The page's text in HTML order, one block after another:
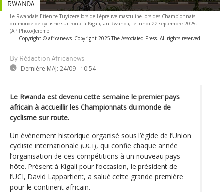
Le Rwandais Etienne Tuyizere lors de l'épreuve masculine lors des Championnats
du monde de cyclisme sur route à Kigali, au Rwanda, le lundi 22 septembre 2025.
(AP Photo/Jerome
- Copyright © africanews Copyright 2025 The Associated Press. All rights reserved
By Rédaction Africanews
Dernière MAJ: 24/09 - 10:54
RWANDA
Le Rwanda est devenu cette semaine le premier pays
africain à accueillir les Championnats du monde de
cyclisme sur route.
Un événement historique organisé sous l’égide de l’Union
cycliste internationale (UCI), qui confie chaque année
l’organisation de ces compétitions à un nouveau pays
hôte. Présent à Kigali pour l’occasion, le président de
l’UCI, David Lappartient, a salué cette grande première
pour le continent africain.